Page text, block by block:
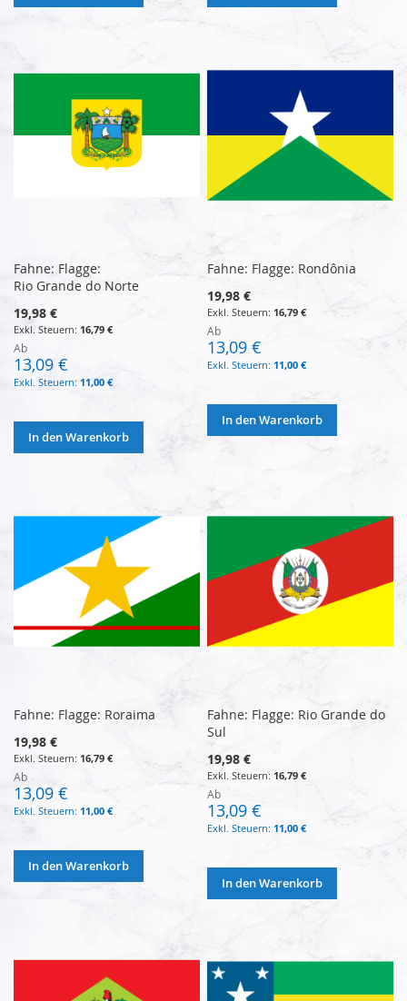
Fahne: Flagge:
Rio Grande do Norte
19,98 €
16,79 €
Ab
13,09 €
11,00 €
In den Warenkorb
Fahne: Flagge: Rondônia
19,98 €
16,79 €
Ab
13,09 €
11,00 €
In den Warenkorb
Fahne: Flagge: Roraima
19,98 €
16,79 €
Ab
13,09 €
11,00 €
In den Warenkorb
Fahne: Flagge: Rio Grande do
Sul
19,98 €
16,79 €
Ab
13,09 €
11,00 €
In den Warenkorb